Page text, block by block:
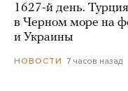
1627-й день.
в Черном море на
и Украины
НОВОСТИ 7 часов назад